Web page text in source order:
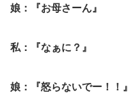
娘：『お母さーん』
私：『なぁに？』
娘：『怒らないでー！！』